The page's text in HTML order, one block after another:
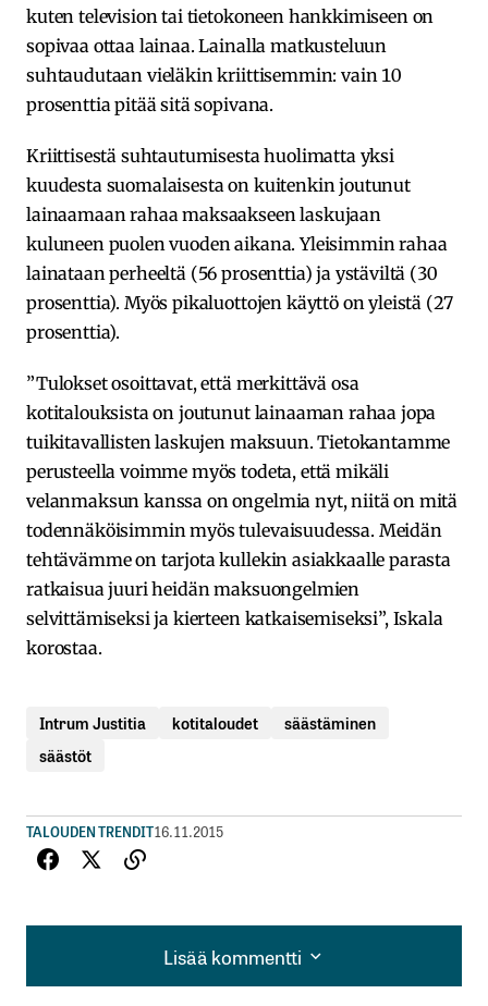
kuten television tai tietokoneen hankkimiseen on
sopivaa ottaa lainaa. Lainalla matkusteluun
suhtaudutaan vieläkin kriittisemmin: vain 10
prosenttia pitää sitä sopivana.
Kriittisestä suhtautumisesta huolimatta yksi
kuudesta suomalaisesta on kuitenkin joutunut
lainaamaan rahaa maksaakseen laskujaan
kuluneen puolen vuoden aikana. Yleisimmin rahaa
lainataan perheeltä (56 prosenttia) ja ystäviltä (30
prosenttia). Myös pikaluottojen käyttö on yleistä (27
prosenttia).
”Tulokset osoittavat, että merkittävä osa
kotitalouksista on joutunut lainaaman rahaa jopa
tuikitavallisten laskujen maksuun. Tietokantamme
perusteella voimme myös todeta, että mikäli
velanmaksun kanssa on ongelmia nyt, niitä on mitä
todennäköisimmin myös tulevaisuudessa. Meidän
tehtävämme on tarjota kullekin asiakkaalle parasta
ratkaisua juuri heidän maksuongelmien
selvittämiseksi ja kierteen katkaisemiseksi”, Iskala
korostaa.
Intrum Justitia kotitaloudet
säästäminen
säästöt
TALOUDEN TRENDIT16.11.2015
Lisää kommentti
Lisää kommentti